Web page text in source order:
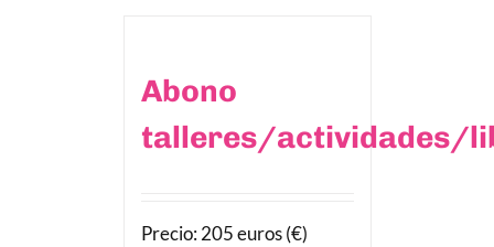
Abono
talleres/actividades/
Precio: 205 euros (€)